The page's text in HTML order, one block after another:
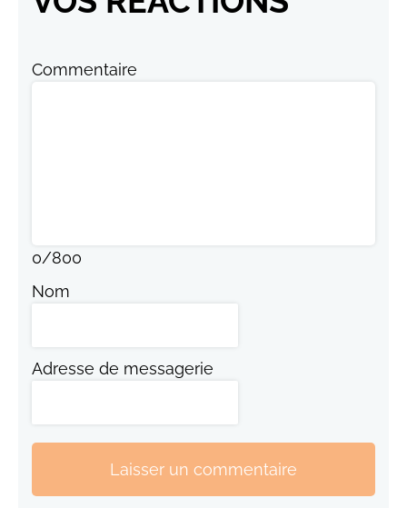
Commentaire
0/800
Nom
Adresse de messagerie
Laisser un commentaire